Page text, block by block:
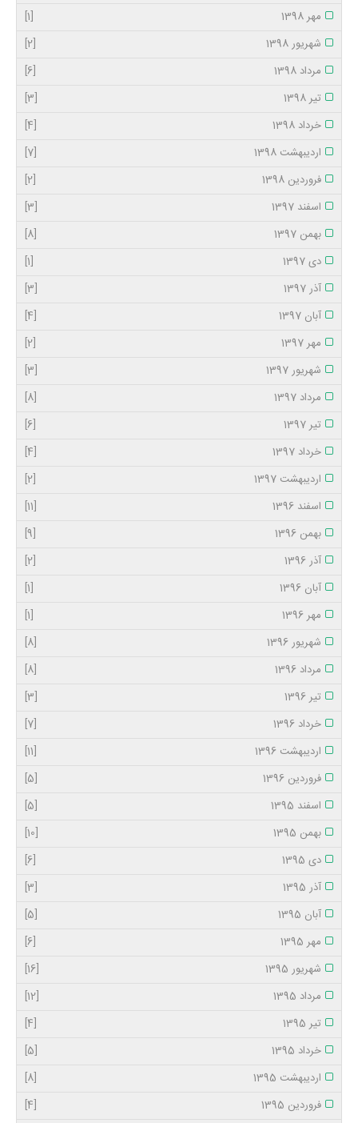
مهر 1398
[1]
شهریور 1398
[2]
مرداد 1398
[6]
تیر 1398
[3]
خرداد 1398
[4]
اردیبهشت 1398
[7]
فروردین 1398
[2]
اسفند 1397
[3]
بهمن 1397
[8]
دی 1397
[1]
آذر 1397
[3]
آبان 1397
[4]
مهر 1397
[2]
شهریور 1397
[3]
مرداد 1397
[8]
تیر 1397
[6]
خرداد 1397
[4]
اردیبهشت 1397
[2]
اسفند 1396
[11]
بهمن 1396
[9]
آذر 1396
[2]
آبان 1396
[1]
مهر 1396
[1]
شهریور 1396
[8]
مرداد 1396
[8]
تیر 1396
[3]
خرداد 1396
[7]
اردیبهشت 1396
[11]
فروردین 1396
[5]
اسفند 1395
[5]
بهمن 1395
[10]
دی 1395
[6]
آذر 1395
[3]
آبان 1395
[5]
مهر 1395
[6]
شهریور 1395
[16]
مرداد 1395
[12]
تیر 1395
[4]
خرداد 1395
[5]
اردیبهشت 1395
[8]
فروردین 1395
[4]